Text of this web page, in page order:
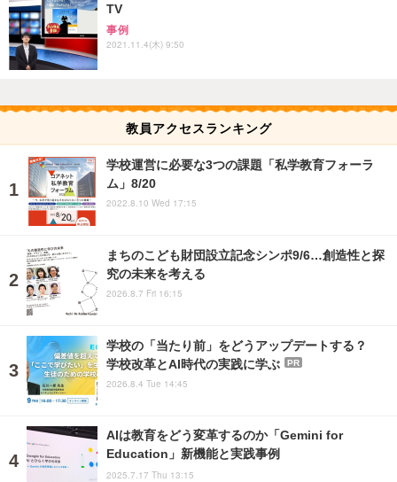
TV
事例
2021.11.4(木) 9:50
教員アクセスランキング
学校運営に必要な3つの課題「私学教育フォーラ
ム」8/20
2022.8.10 Wed 17:15
まちのこども財団設立記念シンポ9/6…創造性と探
究の未来を考える
2026.8.7 Fri 16:15
学校の「当たり前」をどうアップデートする？
学校改革とAI時代の実践に学ぶ
PR
2026.8.4 Tue 14:45
AIは教育をどう変革するのか「Gemini for
Education」新機能と実践事例
2025.7.17 Thu 13:15